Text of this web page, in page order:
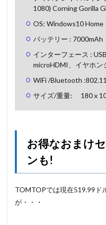
1080) Corning Gorilla
OS: Windows10 Home
バッテリー : 7000mAh
インターフェース :
microHDMI、イヤホン
WiFi /Bluetooth
サイズ/重量: 180 x
お得なおまけ
ンも!
TOMTOPでは現在519.99ド
が・・・